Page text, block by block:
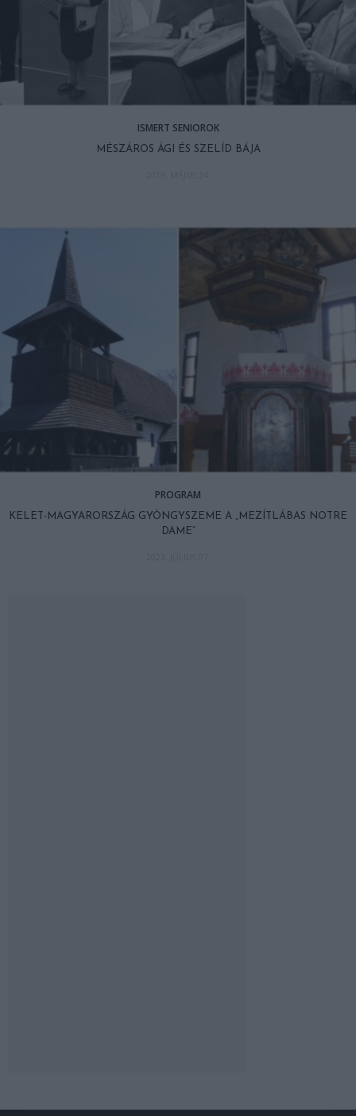
ISMERT SENIOROK
MÉSZÁROS ÁGI ÉS SZELÍD BÁJA
PROGRAM
KELET-MAGYARORSZÁG GYÖNGYSZEME A „MEZÍTLÁBAS NOTRE
DAME”